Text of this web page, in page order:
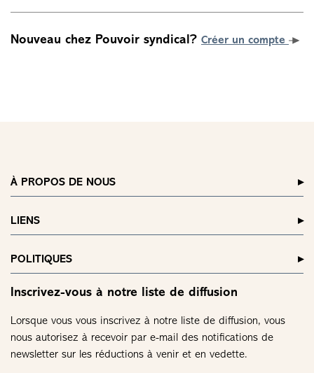
Nouveau chez Pouvoir syndical? Créer un compte
À PROPOS DE NOUS
LIENS
POLITIQUES
Inscrivez-vous à notre liste de diffusion
Lorsque vous vous inscrivez à notre liste de diffusion, vous
nous autorisez à recevoir par e-mail des notifications de
newsletter sur les réductions à venir et en vedette.